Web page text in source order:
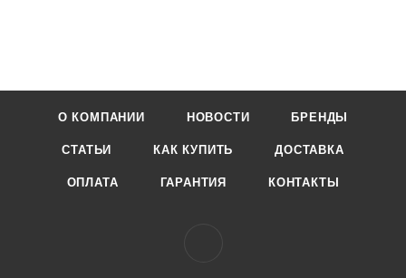
О КОМПАНИИ НОВОСТИ БРЕНДЫ
СТАТЬИ КАК КУПИТЬ ДОСТАВКА
ОПЛАТА ГАРАНТИЯ КОНТАКТЫ